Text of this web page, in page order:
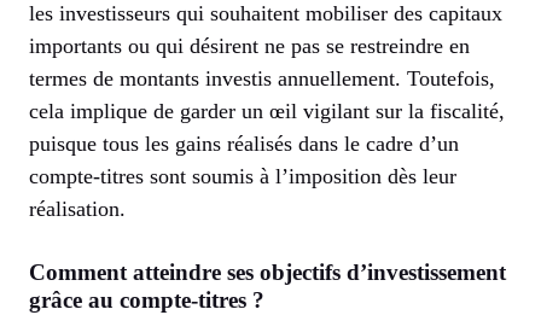
les investisseurs qui souhaitent mobiliser des capitaux
importants ou qui désirent ne pas se restreindre en
termes de montants investis annuellement. Toutefois,
cela implique de garder un œil vigilant sur la fiscalité,
puisque tous les gains réalisés dans le cadre d’un
compte-titres sont soumis à l’imposition dès leur
réalisation.
Comment atteindre ses objectifs d’investissement
grâce au compte-titres ?